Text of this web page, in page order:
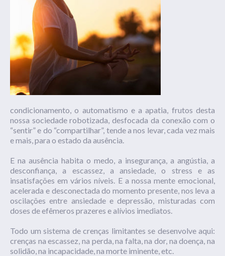
condicionamento, o automatismo e a apatia, frutos desta
nossa sociedade robotizada, desfocada da conexão com o
“sentir” e do “compartilhar”, tende a nos levar, cada vez mais
e mais, para o estado da ausência.
E na ausência habita o medo, a insegurança, a angústia, a
desconfiança, a escassez, a ansiedade, o stress e as
insatisfações em vários níveis. E a nossa mente emocional,
acelerada e desconectada do momento presente, nos leva a
oscilações entre ansiedade e depressão, misturadas com
doses de efêmeros prazeres e alívios imediatos.
Todo um sistema de crenças limitantes se desenvolve aqui:
crenças na escassez, na perda, na falta, na dor, na doença, na
solidão, na incapacidade, na morte iminente, etc.